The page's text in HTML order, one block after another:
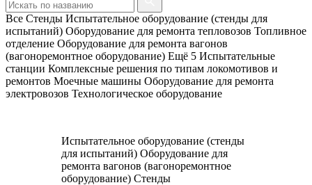
Все Стенды Испытательное оборудование (стенды для
испытаний) Оборудование для ремонта тепловозов Топливное
отделение Оборудование для ремонта вагонов
(вагоноремонтное оборудование) Ещё 5 Испытательные
станции Комплексные решения по типам локомотивов и
ремонтов Моечные машины Оборудование для ремонта
электровозов Технологическое оборудование
Испытательное оборудование (стенды
для испытаний) Оборудование для
ремонта вагонов (вагоноремонтное
оборудование) Стенды